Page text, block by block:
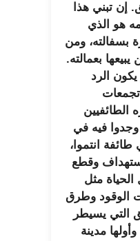
إن تبني هذا
هو الذي
بسفالته، ومن
بعمالته.
الرد
الطائفيين
وجدوا فيه في
انتموا،
وقطع
مثل
الوقود وطرق
التي يسيطر
مدينة